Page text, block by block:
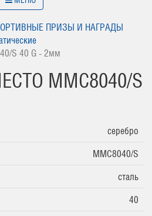
ПРИЗЫ И НАГРАДЫ
S 40 G - 2мм
MMC8040/S
серебро
MMC8040/S
сталь
40